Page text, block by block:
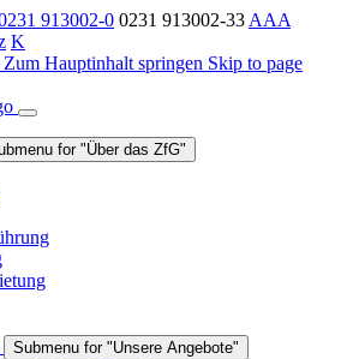
913002-0 0231 913002-33 AAA
K
Zum Hauptinhalt springen Skip to page
for "Über das ZfG"
Submenu for "Unsere Angebote"